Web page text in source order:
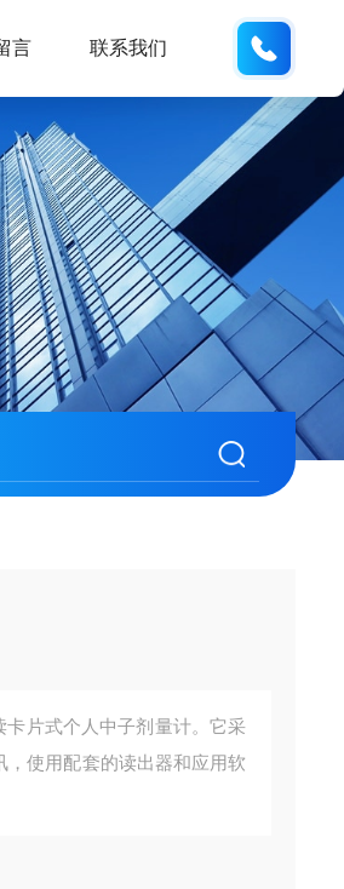
言 联系我们
片式个人中子剂量计。它采
，使用配套的读出器和应用软